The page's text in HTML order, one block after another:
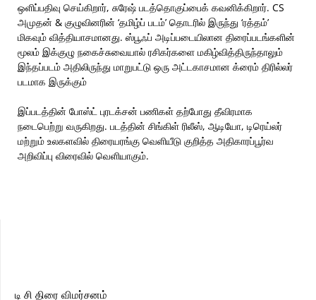
ஒளிப்பதிவு செய்கிறார், சுரேஷ் படத்தொகுப்பைக் கவனிக்கிறார். CS
அமுதன் & குழுவினரின் ‘தமிழ்ப் படம்’ தொடரில் இருந்து ‘ரத்தம்’
மிகவும் வித்தியாசமானது. ஸ்பூஃப் அடிப்படையிலான திரைப்படங்களின்
மூலம் இக்குழு நகைச்சுவையால் ரசிகர்களை மகிழ்வித்திருந்தாலும்
இந்தப்படம் அதிலிருந்து மாறுபட்டு ஒரு அட்டகாசமான க்ரைம் திரில்லர்
படமாக இருக்கும்
இப்படத்தின் போஸ்ட் பு‌ரடக்சன் பணிகள் தற்போது தீவிரமாக
நடைபெற்று வருகிறது. படத்தின் சிங்கிள் ரிலீஸ், ஆடியோ, டிரெய்லர்
மற்றும் உலகளவில் திரையரங்கு வெளியீடு குறித்த அதிகாரப்பூர்வ
அறிவிப்பு விரைவில் வெளியாகும்.
டி சி திரை விமர்சனம்